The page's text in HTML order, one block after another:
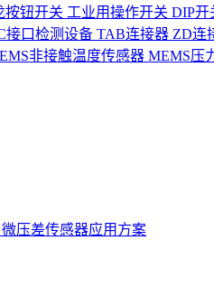
按钮开关 工业用操作开关 DIP开
接口检测设备 TAB连接器 ZD连
非接触温度传感器 MEMS压
微压差传感器应用方案